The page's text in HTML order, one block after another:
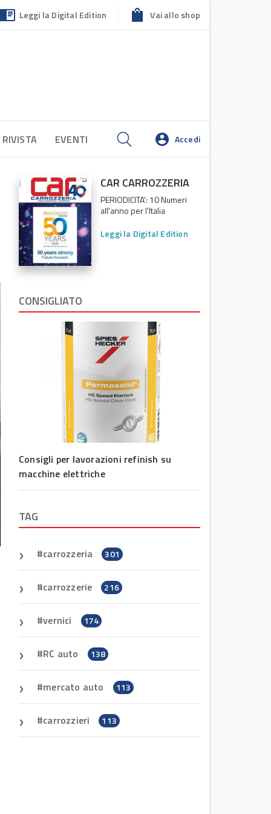
Leggi la Digital Edition Vai allo shop
EVENTI Accedi
CAR CARROZZERIA
PERIODICITA': 10 Numeri
all'anno per l'Italia
Leggi la Digital Edition
CONSIGLIATO
Consigli per lavorazioni refinish su
macchine elettriche
TAG
carrozzeria 301
carrozzerie 216
vernici 174
RC auto 138
mercato auto 113
carrozzieri 113